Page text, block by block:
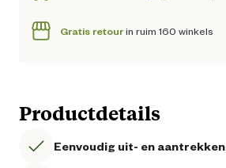
Gratis retourin ruim 160 winkels
Productdetails
Eenvoudig uit- en aantrekken